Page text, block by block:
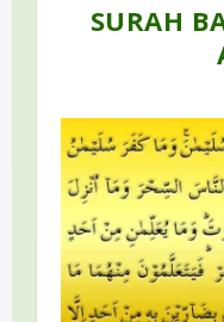
SURAH